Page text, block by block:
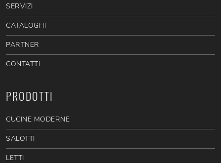
SERVIZI
CATALOGHI
PARTNER
CONTATTI
PRODOTTI
CUCINE MODERNE
SALOTTI
LETTI